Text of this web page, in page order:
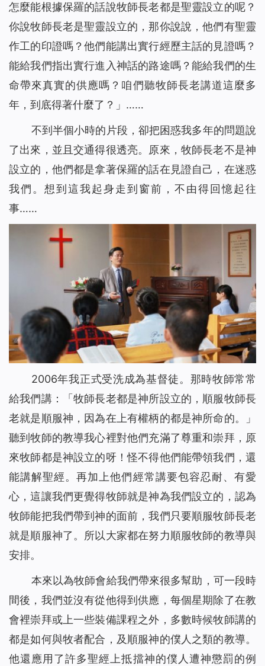
怎麼能根據保羅的話說牧師長老都是聖靈設立的呢？
你說牧師長老是聖靈設立的，那你說說，他們有聖靈
作工的印證嗎？他們能講出實行經歷主話的見證嗎？
能給我們指出實行進入神話的路途嗎？能給我們的生
命帶來真實的供應嗎？咱們聽牧師長老講道這麼多
年，到底得著什麼了？」……
不到半個小時的片段，卻把困惑我多年的問題說
了出來，並且交通得很透亮。原來，牧師長老不是神
設立的，他們都是拿著保羅的話在見證自己，在迷惑
我們。想到這我起身走到窗前，不由得回憶起往
事……
2006年我正式受洗成為基督徒。那時牧師常常
給我們講：「牧師長老都是神所設立的，順服牧師長
老就是順服神，因為在上有權柄的都是神所命的。」
聽到牧師的教導我心裡對他們充滿了尊重和崇拜，原
來牧師都是神設立的呀！怪不得他們能帶領我們，還
能講解聖經。再加上他們經常講要包容忍耐、有愛
心，這讓我們更覺得牧師就是神為我們設立的，認為
牧師能把我們帶到神的面前，我們只要順服牧師長老
就是順服神了。所以大家都在努力順服牧師的教導與
安排。
本來以為牧師會給我們帶來很多幫助，可一段時
間後，我們並沒有從他得到供應，每個星期除了在教
會裡崇拜或上一些裝備課程之外，多數時候牧師講的
都是如何與牧者配合，及順服神的僕人之類的教導。
他還應用了許多聖經上抵擋神的僕人遭神懲罰的例